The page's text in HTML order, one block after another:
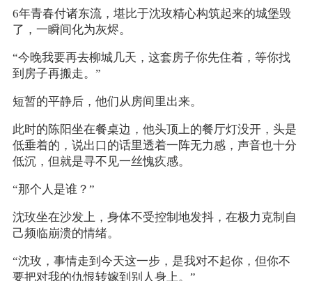
6年青春付诸东流，堪比于沈玫精心构筑起来的城堡毁
了，一瞬间化为灰烬。
“今晚我要再去柳城几天，这套房子你先住着，等你找
到房子再搬走。”
短暂的平静后，他们从房间里出来。
此时的陈阳坐在餐桌边，他头顶上的餐厅灯没开，头是
低垂着的，说出口的话里透着一阵无力感，声音也十分
低沉，但就是寻不见一丝愧疚感。
“那个人是谁？”
沈玫坐在沙发上，身体不受控制地发抖，在极力克制自
己频临崩溃的情绪。
“沈玫，事情走到今天这一步，是我对不起你，但你不
要把对我的仇恨转嫁到别人身上。”